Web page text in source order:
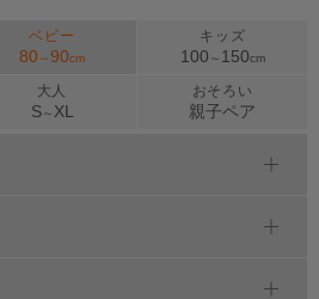
ベビー
80 ～90cm
キッズ
100 ～ 150cm
大人
S～ XL
おそろい
親子ペア